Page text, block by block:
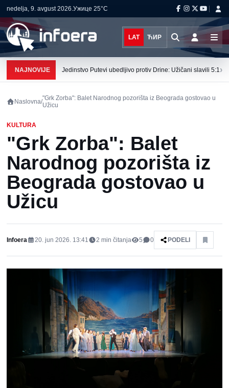
nedelja, 9. avgust 2026.Ужице 25°C
LAT ЋИР
NAJNOVIJE Jedinstvo Putevi ubedljivo protiv Drine: Užičani slavili 5:1›
Naslovna/"Grk Zorba": Balet Narodnog pozorišta iz Beograda gostovao u
Užicu
KULTURA
"Grk Zorba": Balet
Narodnog pozorišta iz
Beograda gostovao u
Užicu
Infoera 20. jun 2026. 13:41 2 min čitanja 5 0 PODELI